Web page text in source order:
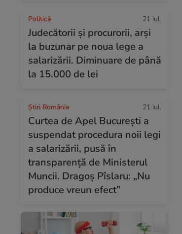
Politică 21 iul.
Judecătorii și procurorii, arși
la buzunar pe noua lege a
salarizării. Diminuare de până
la 15.000 de lei
Știri România 21 iul.
Curtea de Apel București a
suspendat procedura noii legi
a salarizării, pusă în
transparență de Ministerul
Muncii. Dragoș Pîslaru: „Nu
produce vreun efect”